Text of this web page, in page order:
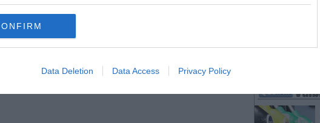
Data Deletion Data Access Privacy Policy